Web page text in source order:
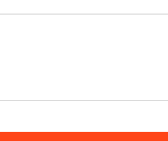
Калининград, Театр